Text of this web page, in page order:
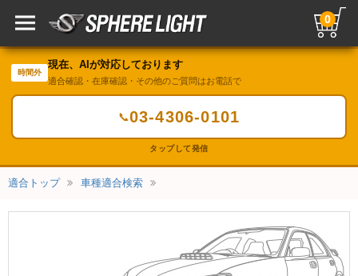
0
時間外
現在、AIが対応しております
適合確認・在庫確認・その他のご質問はお電話で
📞03-4306-0101
タップして発信
適合トップ 車種適合検索